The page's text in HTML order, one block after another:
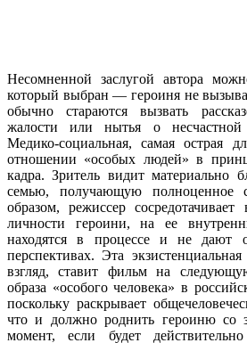
Несомненной заслугой автора
который выбран — героиня не
обычно стараются вызвать
жалости или нытья о несчастной
Медико-социальная, самая острая
отношении «особых людей» в
кадра. Зритель видит материально
семью, получающую полноценное
образом, режиссер
личности героини, на ее
находятся в процессе и не дают
перспективах. Эта
взгляд, ставит фильм на
образа «особого человека» в
поскольку раскрывает
что и должно роднить героиню со
момент, если будет